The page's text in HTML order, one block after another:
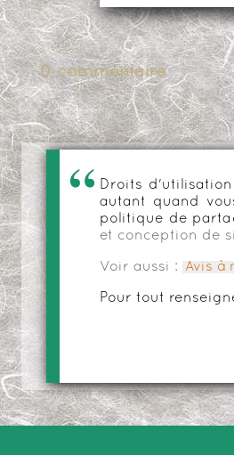
0 commentaire
Droits
autant quand
politique de
et conception de
Voir aussi : Avis à
Pour tout